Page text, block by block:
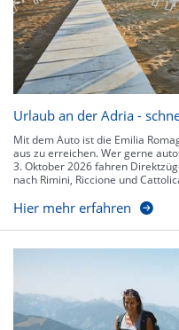
Urlaub an der Adria -
Mit dem Auto ist die Emilia
aus zu erreichen. Wer gerne
3. Oktober 2026 fahren
nach Rimini, Riccione und
Hier mehr erfahren